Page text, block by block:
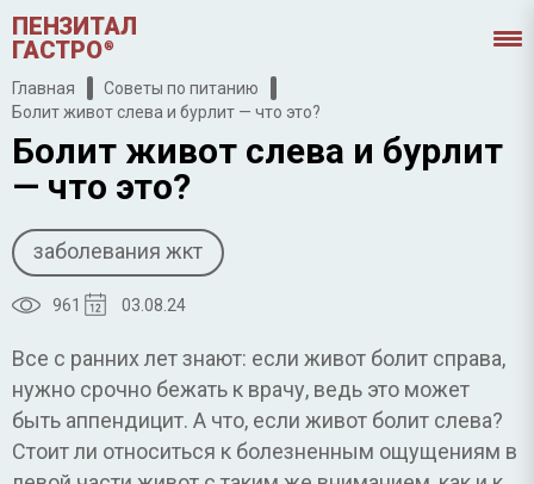
ПЕНЗИТАЛ
ГАСТРО®
Главная
Советы по питанию
Болит живот слева и бурлит — что это?
Болит живот слева и бурлит
— что это?
заболевания жкт
961 03.08.24
Все с ранних лет знают: если живот болит справа,
нужно срочно бежать к врачу, ведь это может
быть аппендицит. А что, если живот болит слева?
Стоит ли относиться к болезненным ощущениям в